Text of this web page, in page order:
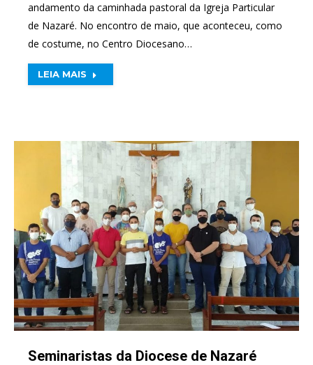
andamento da caminhada pastoral da Igreja Particular
de Nazaré. No encontro de maio, que aconteceu, como
de costume, no Centro Diocesano…
LEIA MAIS
Seminaristas da Diocese de Nazaré